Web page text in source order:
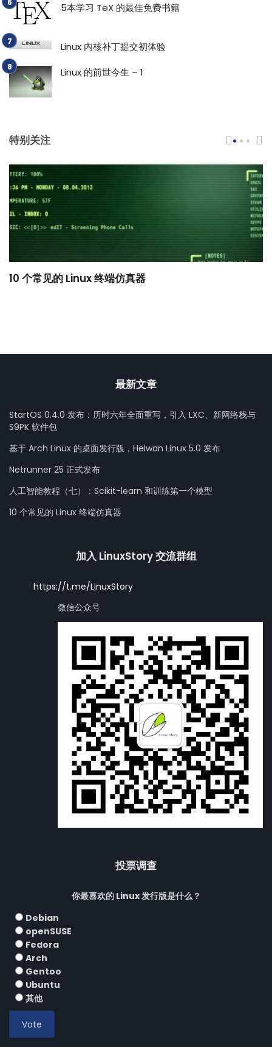
5本学习 TeX 的最佳免费书籍
Linux 内核补丁提交初体验
Linux 的前世今生 – 1
特别关注
10 个常见的 Linux 终端仿真器
最新文章
StartOS 0.4.0 发布：历时六年全面重写，引入 LXC、新网络栈与
S9PK 软件包
基于 Arch Linux 的桌面发行版，Helwan Linux 5.0 发布
Netrunner 25 正式发布
人工智能教程（七）：Scikit-learn 和训练第一个模型
10 个常见的 Linux 终端仿真器
加入 LinuxStory 交流群组
https://t.me/LinuxStory
微信公众号
投票调查
你最喜欢的 Linux 发行版是什么？
Debian
openSUSE
Fedora
Arch
Gentoo
Ubuntu
其他